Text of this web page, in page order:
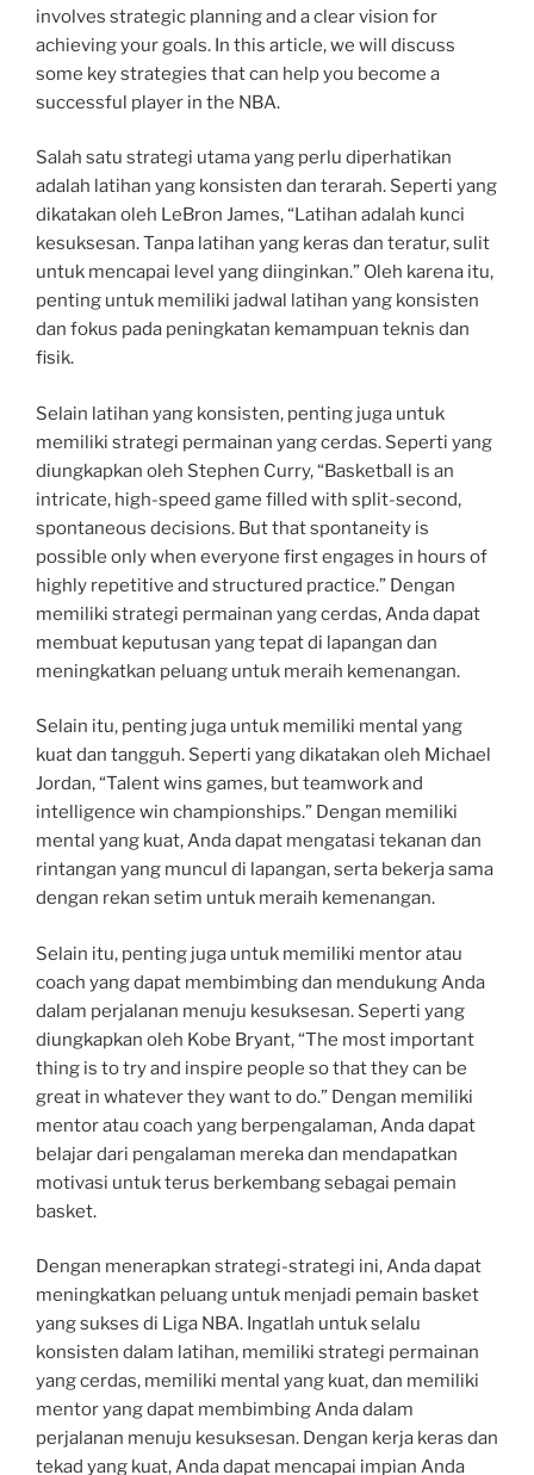
involves strategic planning and a clear vision for
achieving your goals. In this article, we will discuss
some key strategies that can help you become a
successful player in the NBA.
Salah satu strategi utama yang perlu diperhatikan
adalah latihan yang konsisten dan terarah. Seperti yang
dikatakan oleh LeBron James, “Latihan adalah kunci
kesuksesan. Tanpa latihan yang keras dan teratur, sulit
untuk mencapai level yang diinginkan.” Oleh karena itu,
penting untuk memiliki jadwal latihan yang konsisten
dan fokus pada peningkatan kemampuan teknis dan
fisik.
Selain latihan yang konsisten, penting juga untuk
memiliki strategi permainan yang cerdas. Seperti yang
diungkapkan oleh Stephen Curry, “Basketball is an
intricate, high-speed game filled with split-second,
spontaneous decisions. But that spontaneity is
possible only when everyone first engages in hours of
highly repetitive and structured practice.” Dengan
memiliki strategi permainan yang cerdas, Anda dapat
membuat keputusan yang tepat di lapangan dan
meningkatkan peluang untuk meraih kemenangan.
Selain itu, penting juga untuk memiliki mental yang
kuat dan tangguh. Seperti yang dikatakan oleh Michael
Jordan, “Talent wins games, but teamwork and
intelligence win championships.” Dengan memiliki
mental yang kuat, Anda dapat mengatasi tekanan dan
rintangan yang muncul di lapangan, serta bekerja sama
dengan rekan setim untuk meraih kemenangan.
Selain itu, penting juga untuk memiliki mentor atau
coach yang dapat membimbing dan mendukung Anda
dalam perjalanan menuju kesuksesan. Seperti yang
diungkapkan oleh Kobe Bryant, “The most important
thing is to try and inspire people so that they can be
great in whatever they want to do.” Dengan memiliki
mentor atau coach yang berpengalaman, Anda dapat
belajar dari pengalaman mereka dan mendapatkan
motivasi untuk terus berkembang sebagai pemain
basket.
Dengan menerapkan strategi-strategi ini, Anda dapat
meningkatkan peluang untuk menjadi pemain basket
yang sukses di Liga NBA. Ingatlah untuk selalu
konsisten dalam latihan, memiliki strategi permainan
yang cerdas, memiliki mental yang kuat, dan memiliki
mentor yang dapat membimbing Anda dalam
perjalanan menuju kesuksesan. Dengan kerja keras dan
tekad yang kuat, Anda dapat mencapai impian Anda